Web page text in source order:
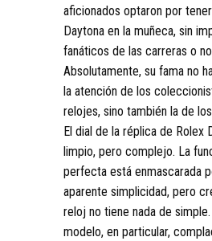
aficionados optaron por
Daytona en la muñeca, sin
fanáticos de las carreras o
Absolutamente, su fama no
la atención de los
relojes, sino también la de
El dial de la réplica de Rolex
limpio, pero complejo. La
perfecta está enmascarada
aparente simplicidad, pero
reloj no tiene nada de
modelo, en particular,